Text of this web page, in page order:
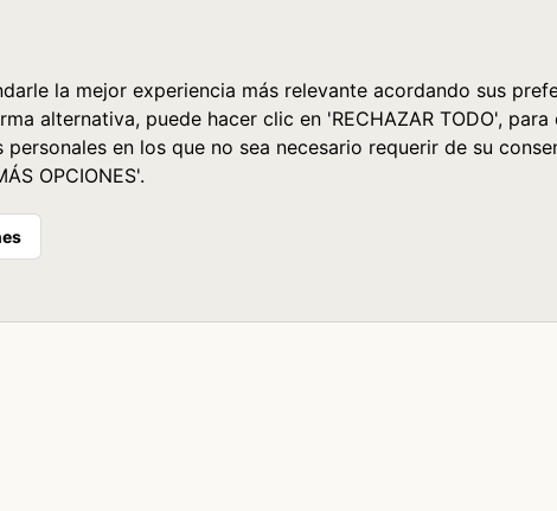
la mejor experiencia más relevante acordando sus
alternativa, puede hacer clic en 'RECHAZAR TODO',
en los que no sea necesario requerir de su
OPCIONES'.